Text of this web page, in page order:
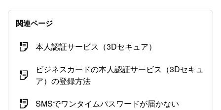
関連ページ
本人認証サービス（3Dセキュア）
ビジネスカードの本人認証サービス（3Dセキュ
ア）の登録方法
SMSでワンタイムパスワードが届かない